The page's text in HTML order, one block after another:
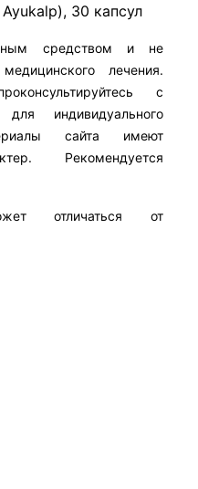
30 капсул
средством и не
лечения.
с
индивидуального
сайта имеют
Рекомендуется
отличаться от